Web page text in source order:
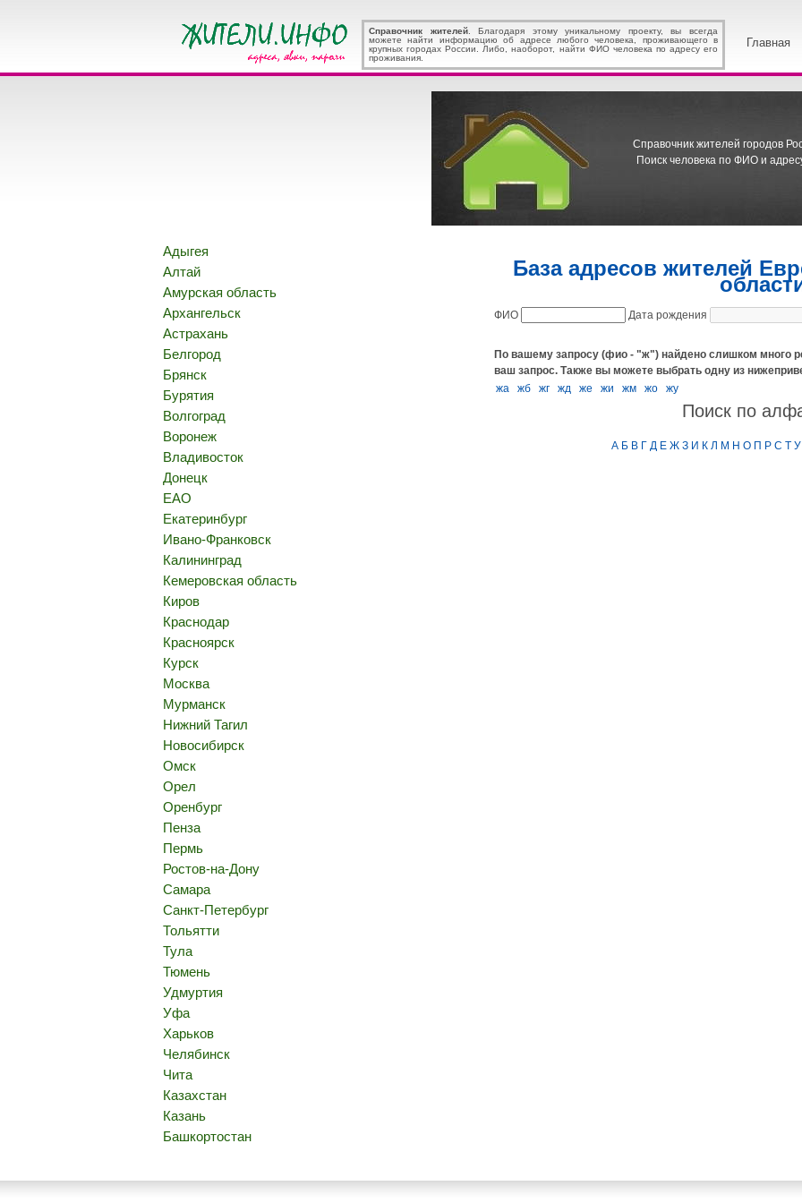
Справочник жителей. Благодаря этому уникальному проекту, вы всегда
можете найти информацию об адресе любого человека, проживающего в
крупных городах России. Либо, наоборот, найти ФИО человека по адресу его
проживания.
Главная
Справочник жителей городов
Поиск человека по ФИО и
Адыгея
Алтай
Амурская область
Архангельск
Астрахань
Белгород
Брянск
Бурятия
Волгоград
Воронеж
Владивосток
Донецк
ЕАО
Екатеринбург
Ивано-Франковск
Калининград
Кемеровская область
Киров
Краснодар
Красноярск
Курск
Москва
Мурманск
Нижний Тагил
Новосибирск
Омск
Орел
Оренбург
Пенза
Пермь
Ростов-на-Дону
Самара
Санкт-Петербург
Тольятти
Тула
Тюмень
Удмуртия
Уфа
Харьков
Челябинск
Чита
Казахстан
Казань
Башкортостан
База адресов жителей
ФИО Дата рождения
По вашему запросу (фио - "ж") найдено слишком много
ваш запрос. Также вы можете выбрать одну из
жа
жб жг жд же жи жм жо жу
Поиск по
А Б В Г Д Е Ж З И К Л М Н О П Р С Т У